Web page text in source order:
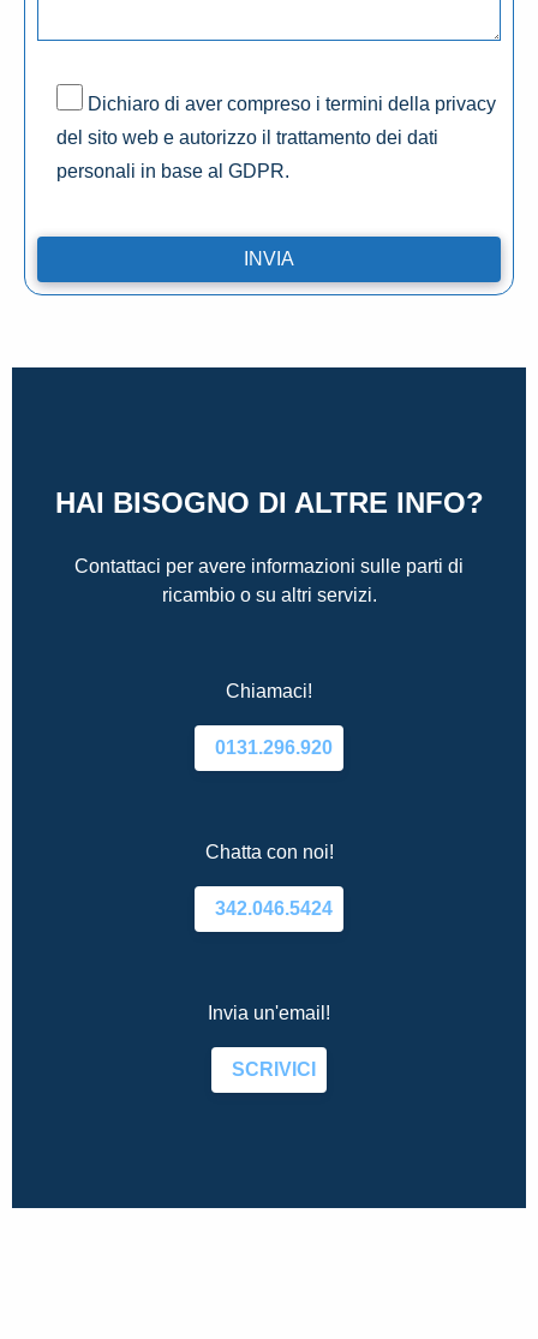
Dichiaro di aver compreso i termini della privacy
del sito web e autorizzo il trattamento dei dati
personali in base al GDPR.
HAI BISOGNO DI ALTRE INFO?
Contattaci per avere informazioni sulle parti di
ricambio o su altri servizi.
Chiamaci!
0131.296.920
Chatta con noi!
342.046.5424
Invia un'email!
SCRIVICI